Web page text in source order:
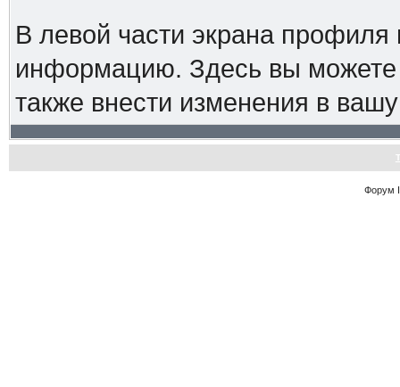
В левой части экрана
информацию. Здесь вы можете
также внести изменения в
Форум